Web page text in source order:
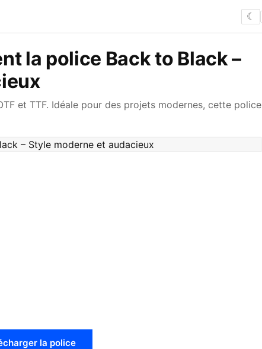
☾
la police Back to Black –
et TTF. Idéale pour des projets modernes, cette police
la police